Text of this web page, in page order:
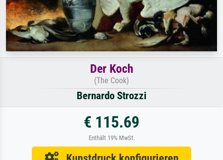
Der Koch
(The Cook)
Bernardo Strozzi
€ 115.69
Enthält 19% MwSt.